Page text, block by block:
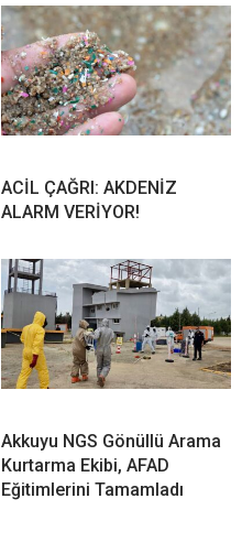
ACİL ÇAĞRI: AKDENİZ
ALARM VERİYOR!
Akkuyu NGS Gönüllü Arama
Kurtarma Ekibi, AFAD
Eğitimlerini Tamamladı